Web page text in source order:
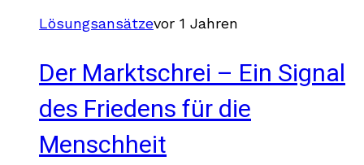
Lösungsansätzevor 1 Jahren
Der Marktschrei – Ein Signal
des Friedens für die
Menschheit